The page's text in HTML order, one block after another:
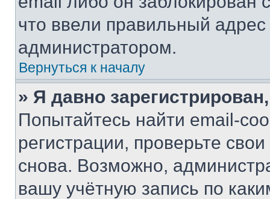
что ввели правильный адрес
администратором.
Вернуться к началу
» Я давно
Попытайтесь найти email-
регистрации, проверьте
снова. Возможно,
вашу учётную запись по